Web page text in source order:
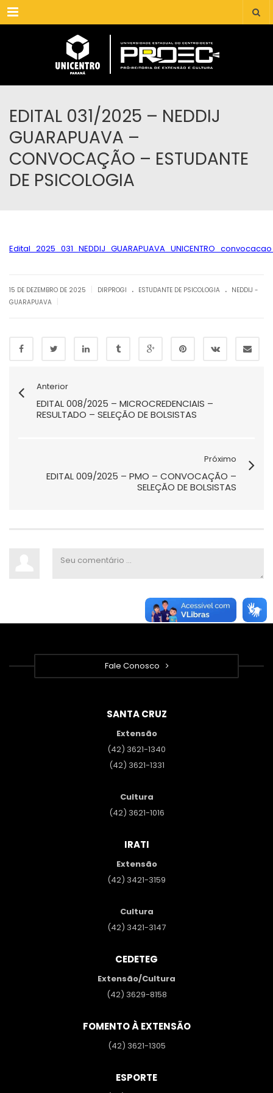
Menu
EDITAL 031/2025 – NEDDIJ
GUARAPUAVA –
CONVOCAÇÃO – ESTUDANTE
DE PSICOLOGIA
15 DE DEZEMBRO DE 2025 DIRPROGI . ESTUDANTE DE PSICOLOGIA . NEDDIJ -
GUARAPUAVA
Anterior
EDITAL 008/2025 – MICROCREDENCIAIS –
RESULTADO – SELEÇÃO DE BOLSISTAS
Próximo
EDITAL 009/2025 – PMO – CONVOCAÇÃO –
SELEÇÃO DE BOLSISTAS
Fale Conosco
SANTA CRUZ
Extensão
(42) 3621-1340
(42) 3621-1331
Cultura
(42) 3621-1016
IRATI
Extensão
(42) 3421-3159
Cultura
(42) 3421-3147
CEDETEG
Extensão/Cultura
(42) 3629-8158
FOMENTO À EXTENSÃO
(42) 3621-1305
ESPORTE